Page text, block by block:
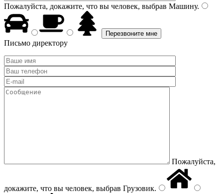
Пожалуйста, докажите, что вы человек, выбрав Машину.
Письмо директору
Пожалуйста,
докажите, что вы человек, выбрав Грузовик.